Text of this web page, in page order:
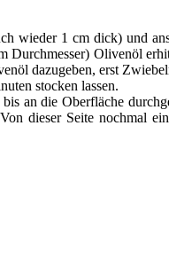
wieder 1 cm dick) und
Olivenöl
dazugeben, erst
stocken lassen.
an die Oberfläche
dieser Seite nochmal